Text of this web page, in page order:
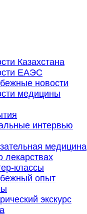
Казахстана
ЕАЭС
новости
медицины
интервью
медицина
лекарствах
классы
опыт
экскурс